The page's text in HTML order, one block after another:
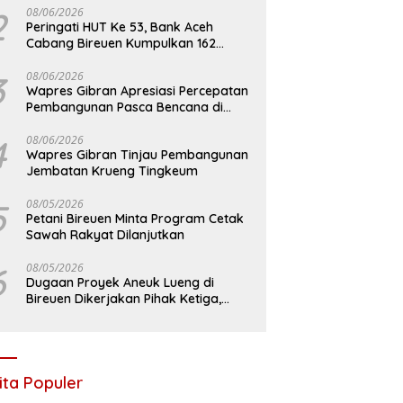
08/06/2026
Peringati HUT Ke 53, Bank Aceh
Cabang Bireuen Kumpulkan 162
08/06/2026
Wapres Gibran Apresiasi Percepatan
Pembangunan Pasca Bencana di
08/06/2026
Wapres Gibran Tinjau Pembangunan
Jembatan Krueng Tingkeum
08/05/2026
Petani Bireuen Minta Program Cetak
Sawah Rakyat Dilanjutkan
08/05/2026
Dugaan Proyek Aneuk Lueng di
Bireuen Dikerjakan Pihak Ketiga,
Populer